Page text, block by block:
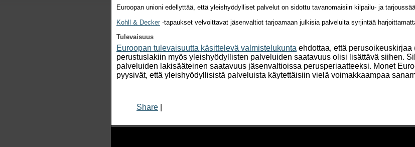
Euroopan unioni edellyttää, että yleishyödylliset palvelut on sidottu tavanomaisiin kilpailu- ja
Kohll & Decker ‑tapaukset velvoittavat jäsenvaltiot tarjoamaan julkisia palveluita syrjintää
Tulevaisuus
Euroopan tulevaisuutta käsittelevä valmistelukunta ehdottaa, että
perustuslakiin myös yleishyödyllisten palveluiden saatavuus olisi lisättävä siihen.
palveluiden lakisääteinen saatavuus jäsenvaltioissa perusperiaatteeksi. Monet
pyysivät, että yleishyödyllisistä palveluista käytettäisiin vielä voimakkaampaa
Share